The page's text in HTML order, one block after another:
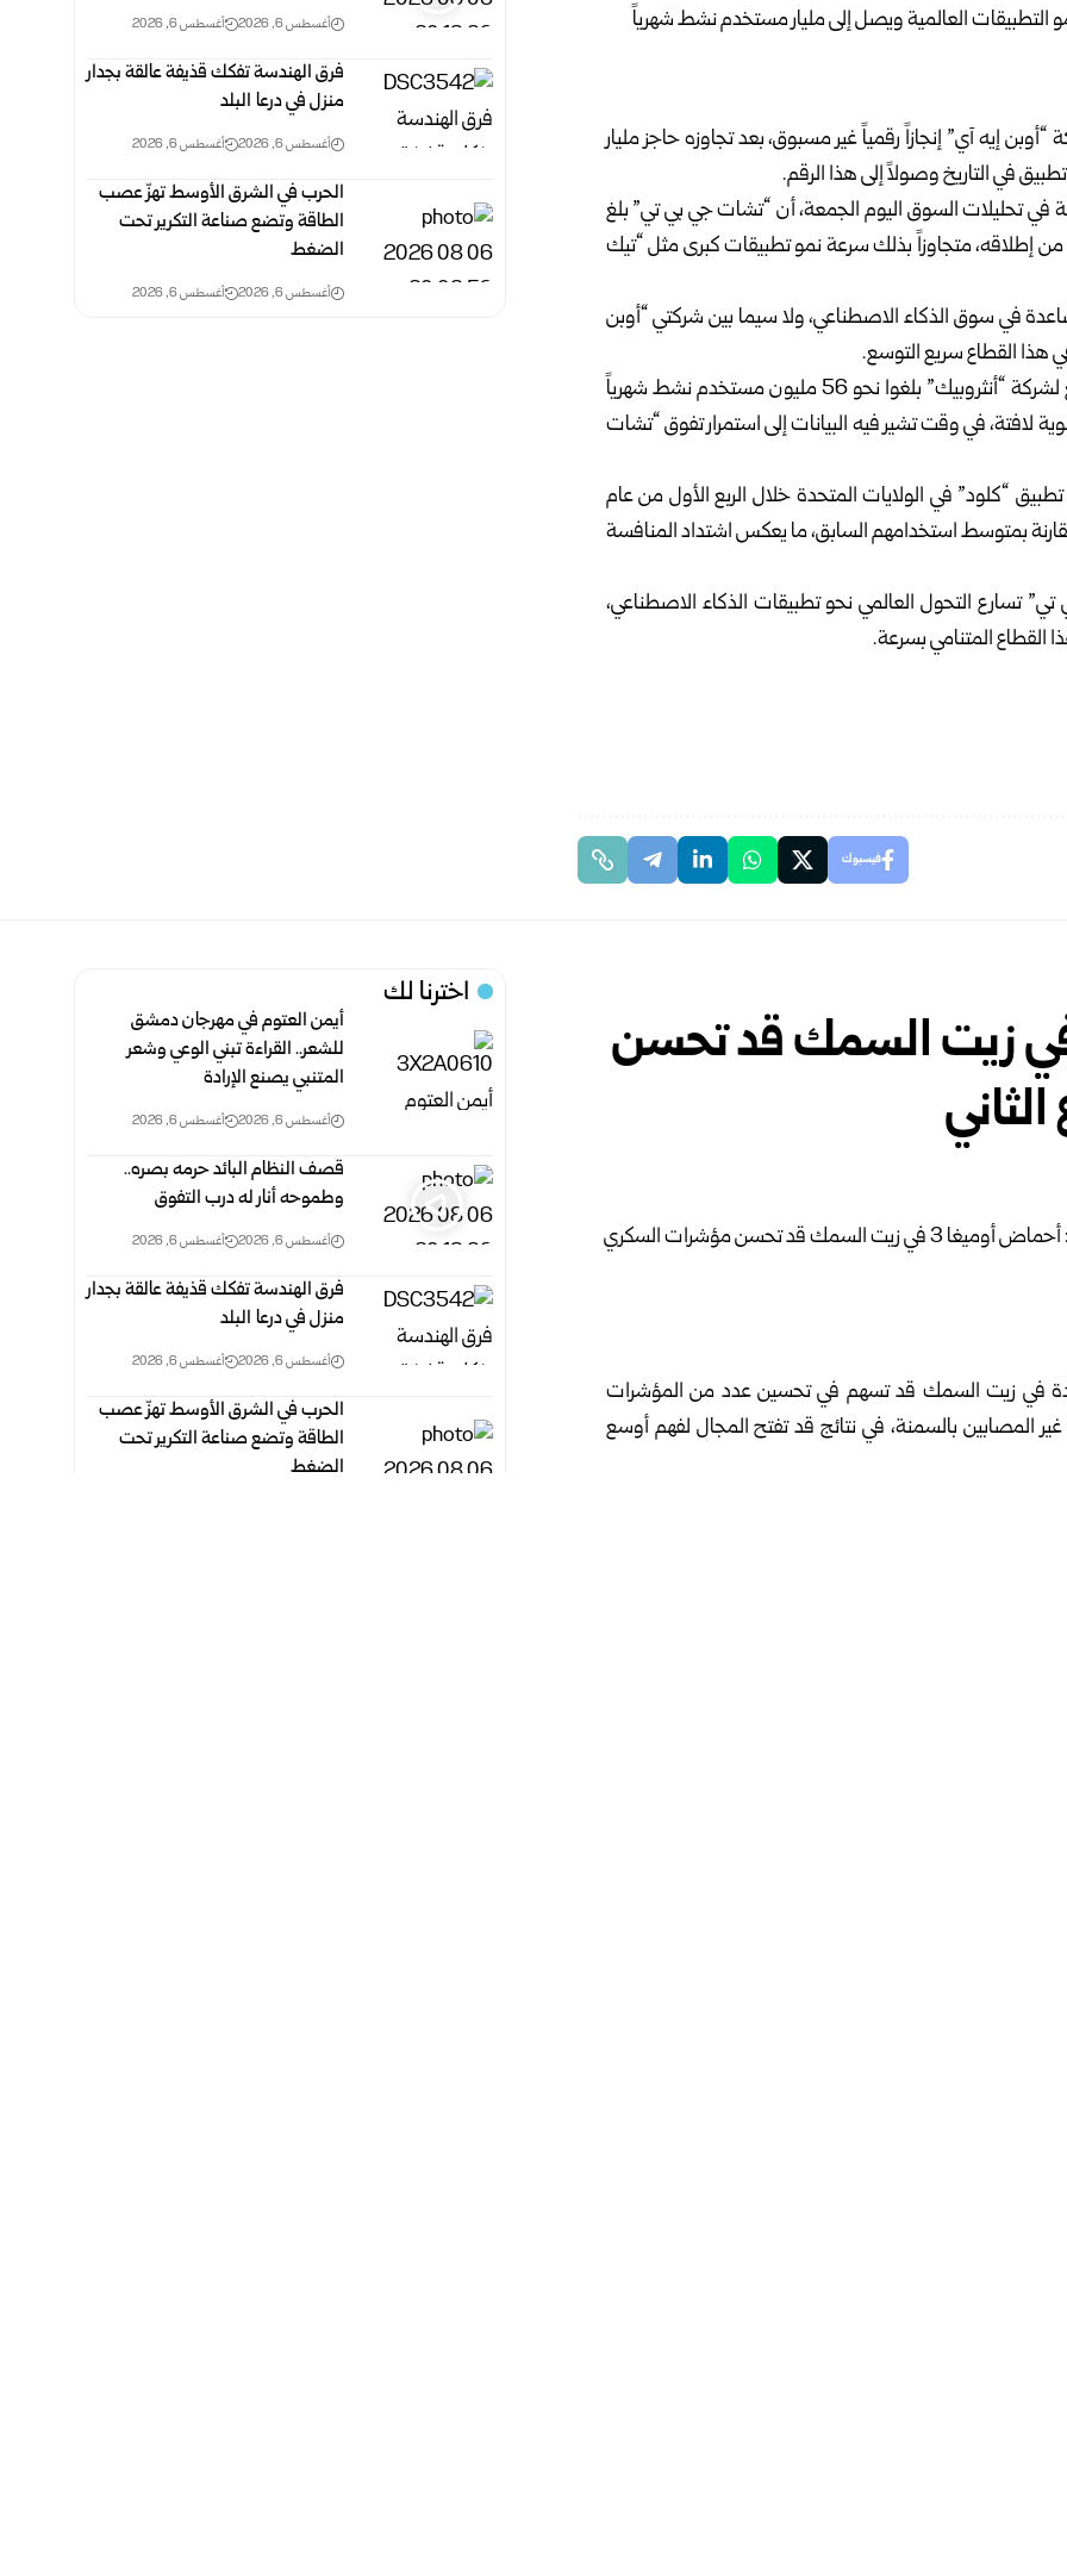
إيه آي” إنجازاً رقمياً غير مسبوق، بعد تجاوزه حاجز مليار
في التاريخ وصولاً إلى هذا الرقم.
في تحليلات السوق اليوم الجمعة، أن “تشات جي بي تي” بلغ
إطلاقه، متجاوزاً بذلك سرعة نمو تطبيقات كبرى مثل “تيك
في سوق الذكاء الاصطناعي، ولا سيما بين شركتي “أوبن
هذا القطاع سريع التوسع.
وبحسب “سنسور تاور”، فإن مستخدمي تطبيق “كلود” التابع لشركة “أنثروبيك” بلغوا نحو 56 مليون مستخدم نشط شهرياً
لافتة، في وقت تشير فيه البيانات إلى استمرار تفوق “تشات
“كلود” في الولايات المتحدة خلال الربع الأول من عام
جي بي تي” مقارنة بمتوسط استخدامهم السابق، ما يعكس اشتداد المنافسة
تسارع التحول العالمي نحو تطبيقات الذكاء الاصطناعي،
القطاع المتنامي بسرعة.
فيسبوك
أغسطس 6, 2026 أغسطس 6, 2026
فرق الهندسة تفكك قذيفة عالقة بجدار
منزل في درعا البلد
أغسطس 6, 2026 أغسطس 6, 2026
الحرب في الشرق الأوسط تهزّ عصب
الطاقة وتضع صناعة التكرير تحت
الضغط
أغسطس 6, 2026 أغسطس 6, 2026
أحماض أوميغا 3 في زيت السمك قد تحسن
علمية حديثة أن أحماض أوميغا 3 الموجودة في زيت السمك قد تسهم في تحسين عدد من المؤشرات
المصابين بالسمنة، في نتائج قد تفتح المجال لفهم أوسع
اخترنا لك
أيمن العتوم في مهرجان دمشق
للشعر.. القراءة تبني الوعي وشعر
المتنبي يصنع الإرادة
أغسطس 6, 2026 أغسطس 6, 2026
قصف النظام البائد حرمه بصره..
وطموحه أنار له درب التفوق
أغسطس 6, 2026 أغسطس 6, 2026
فرق الهندسة تفكك قذيفة عالقة بجدار
منزل في درعا البلد
أغسطس 6, 2026 أغسطس 6, 2026
الحرب في الشرق الأوسط تهزّ عصب
الطاقة وتضع صناعة التكرير تحت
الضغط